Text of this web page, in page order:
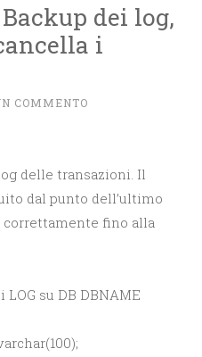
dei log,
i
COMMENTO
delle transazioni. Il
dal punto dell’ultimo
fino alla
su DB DBNAME